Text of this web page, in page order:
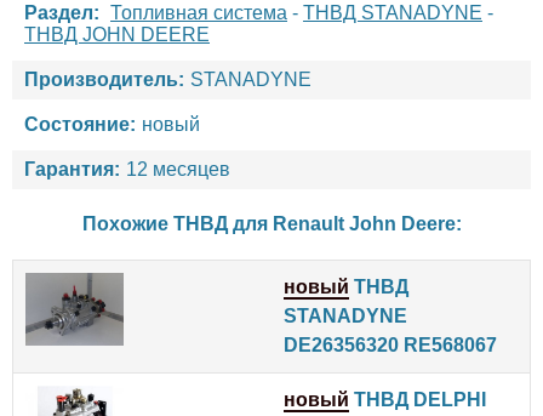
Раздел: Топливная система - ТНВД STANADYNE -
ТНВД JOHN DEERE
Производитель: STANADYNE
Состояние: новый
Гарантия: 12 месяцев
Похожие ТНВД для Renault John Deere:
новый ТНВД
STANADYNE
DE26356320 RE568067
новый ТНВД DELPHI